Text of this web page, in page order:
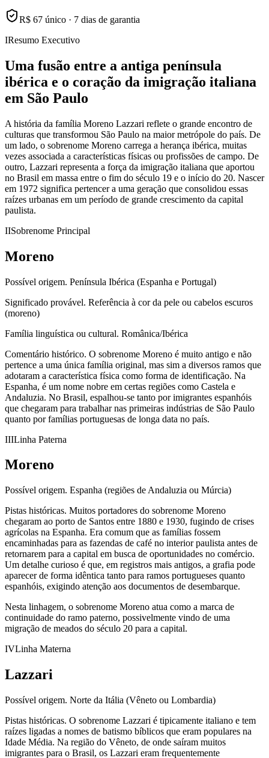
R$ 67 único · 7 dias de garantia
IResumo Executivo
Uma fusão entre a antiga península
ibérica e o coração da imigração italiana
em São Paulo
A história da família Moreno Lazzari reflete o grande encontro de
culturas que transformou São Paulo na maior metrópole do país. De
um lado, o sobrenome Moreno carrega a herança ibérica, muitas
vezes associada a características físicas ou profissões de campo. De
outro, Lazzari representa a força da imigração italiana que aportou
no Brasil em massa entre o fim do século 19 e o início do 20. Nascer
em 1972 significa pertencer a uma geração que consolidou essas
raízes urbanas em um período de grande crescimento da capital
paulista.
IISobrenome Principal
Moreno
Possível origem. Península Ibérica (Espanha e Portugal)
Significado provável. Referência à cor da pele ou cabelos escuros
(moreno)
Família linguística ou cultural. Românica/Ibérica
Comentário histórico. O sobrenome Moreno é muito antigo e não
pertence a uma única família original, mas sim a diversos ramos que
adotaram a característica física como forma de identificação. Na
Espanha, é um nome nobre em certas regiões como Castela e
Andaluzia. No Brasil, espalhou-se tanto por imigrantes espanhóis
que chegaram para trabalhar nas primeiras indústrias de São Paulo
quanto por famílias portuguesas de longa data no país.
IIILinha Paterna
Moreno
Possível origem. Espanha (regiões de Andaluzia ou Múrcia)
Pistas históricas. Muitos portadores do sobrenome Moreno
chegaram ao porto de Santos entre 1880 e 1930, fugindo de crises
agrícolas na Espanha. Era comum que as famílias fossem
encaminhadas para as fazendas de café no interior paulista antes de
retornarem para a capital em busca de oportunidades no comércio.
Um detalhe curioso é que, em registros mais antigos, a grafia pode
aparecer de forma idêntica tanto para ramos portugueses quanto
espanhóis, exigindo atenção aos documentos de desembarque.
Nesta linhagem, o sobrenome Moreno atua como a marca de
continuidade do ramo paterno, possivelmente vindo de uma
migração de meados do século 20 para a capital.
IVLinha Materna
Lazzari
Possível origem. Norte da Itália (Vêneto ou Lombardia)
Pistas históricas. O sobrenome Lazzari é tipicamente italiano e tem
raízes ligadas a nomes de batismo bíblicos que eram populares na
Idade Média. Na região do Vêneto, de onde saíram muitos
imigrantes para o Brasil, os Lazzari eram frequentemente